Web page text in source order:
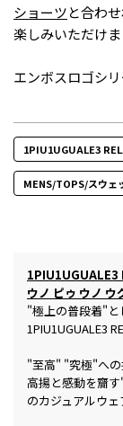
ショーツと合わ
楽しみいただけま
エンボスロゴシ
1PIU1UGUALE3
MENS/TOPS/スウェ
1PIU1UGUALE3
ウノ ピゥ ウノ ウ
"極上の普段着"と
1PIU1UGUALE3
"至高" "究極"へ
高揚と感動を齎
のカジュアルウェ